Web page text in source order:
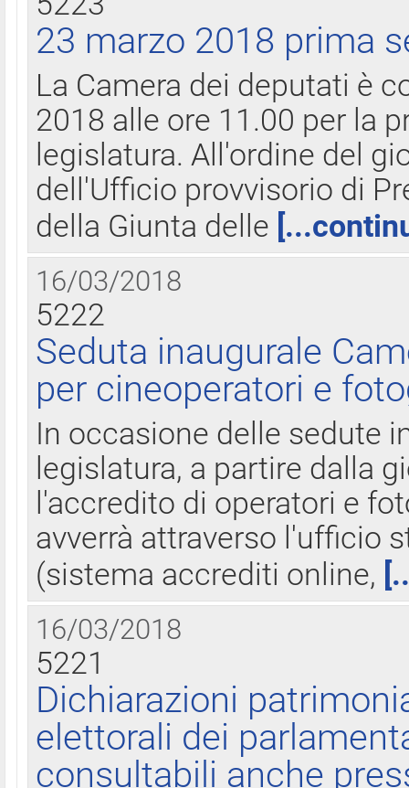
23 marzo 2018 prima
La Camera dei deputati è
2018 alle ore 11.00 per la
legislatura. All'ordine del
dell'Ufficio provvisorio di
della Giunta delle
16/03/2018
5222
Seduta inaugurale
per cineoperatori e
In occasione delle sedute
legislatura, a partire dalla
l'accredito di operatori e
avverrà attraverso l'ufficio
(sistema accrediti online,
16/03/2018
5221
Dichiarazioni
elettorali dei
consultabili anche